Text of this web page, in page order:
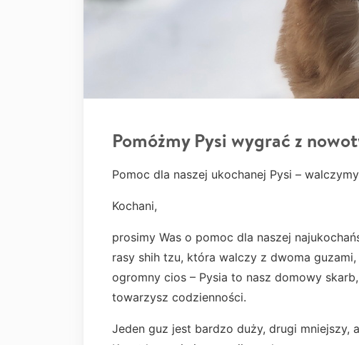
Pomóżmy Pysi wygrać z
Pomoc dla naszej ukochanej Pysi –
Kochani,
prosimy Was o pomoc dla naszej
rasy shih tzu, która walczy z dwoma
ogromny cios – Pysia to nasz domowy
towarzysz codzienności.
Jeden guz jest bardzo duży, drugi mniejszy,